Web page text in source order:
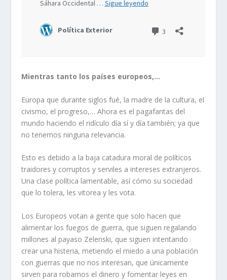
Mientras tanto los países europeos,…
Europa que durante siglos fué, la madre de la cultura, el
civismo, el progreso,… Ahora es el pagafantas del
mundo haciendo el ridículo día sí y día también; ya que
no tenemos ninguna relevancia.
Esto es debido a la baja catadura moral de políticos
traidores y corruptos y serviles a intereses extranjeros.
Una clase política lamentable, así cómo su sociedad
que lo tolera, les vitorea y les vota.
Los Europeos votan a gente que solo hacen que
alimentar los fuegos de guerra, que siguen regalando
millones al payaso Zelenski, que siguen intentando
crear una histeria, metiendo el miedo a una población
con guerras que no nos interesan, que únicamente
sirven para robarnos el dinero y fomentar leyes en